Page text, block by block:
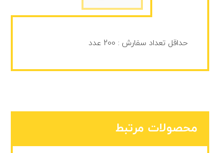
حداقل تعداد سفارش : 200 عدد
محصولات مرتبط